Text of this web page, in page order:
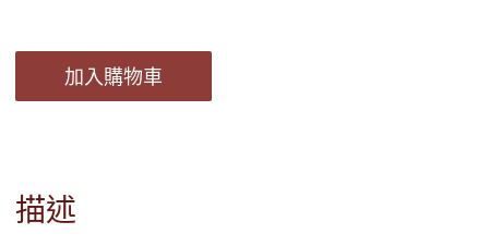
加入購物車
描述